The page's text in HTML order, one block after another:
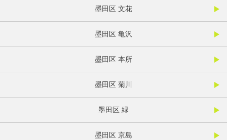
墨田区 文花
墨田区 亀沢
墨田区 本所
墨田区 菊川
墨田区 緑
墨田区 京島